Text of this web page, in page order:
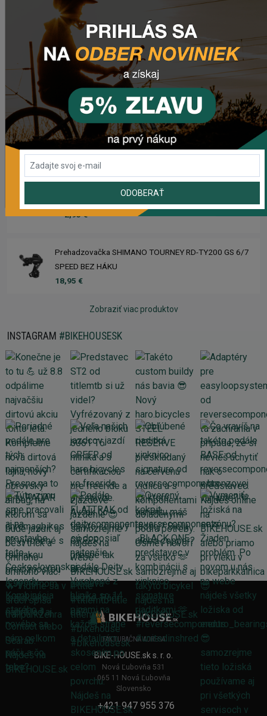
Zimušné Rukavice CHROMAG SIGNAL
45,95 €
Sedlo CHROMAG TRAILMASTER DT V2
89,95 €
Rebuild kit pedálov CHROMAG SYNTH
2,95 €
Prehadzovačka SHIMANO TOURNEY RD-TY200 GS 6/7
SPEED BEZ HÁKU
18,95 €
Zobraziť viac produktov
INSTAGRAM #BIKEHOUSESK
FAKTURAČNÁ ADRESA
BIKE-HOUSE.sk s. r. o.
Nová Ľubovňa 531
065 11 Nová Ľubovňa
Slovensko
+421 947 955 376
ODOBERAŤ